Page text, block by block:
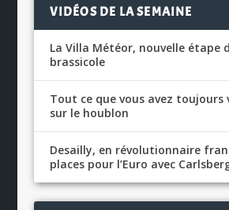
VIDÉOS DE LA SEMAINE
La Villa Météor, nouvelle étape
brassicole
Tout ce que vous avez toujours
sur le houblon
Desailly, en révolutionnaire
places pour l’Euro avec